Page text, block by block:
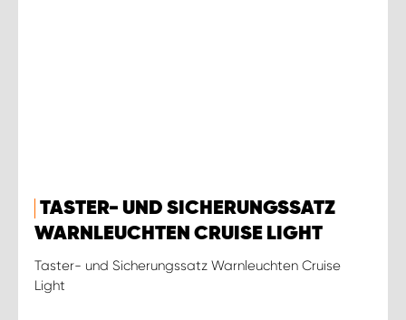
TASTER- UND SICHERUNGSSATZ
WARNLEUCHTEN CRUISE LIGHT
Taster- und Sicherungssatz Warnleuchten Cruise
Light